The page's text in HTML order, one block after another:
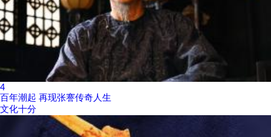
4
百年潮起 再现张謇传奇人生
文化十分